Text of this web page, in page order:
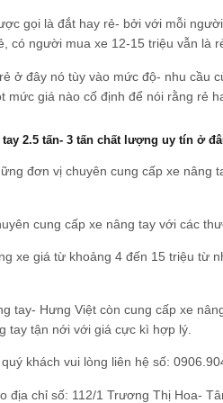
gọi là đắt hay rẻ- bởi với mỗi
có người mua xe 12-15 triệu vẫn là
ở đây nó tùy vào mức độ- nhu cầu
mức giá nào cố định để nói rằng rẻ
2.5 tấn- 3 tấn chất lượng uy tín ở
đơn vị chuyên cung cấp xe nâng
cung cấp xe nâng tay với các
xe giá từ khoảng 4 đến 15 triệu từ
tay- Hưng Việt còn cung cấp xe
tay tận nới với giá cực kì hợp lý.
khách vui lòng liên hệ số:
địa chỉ số: 112/1 Trương Thị Hoa-